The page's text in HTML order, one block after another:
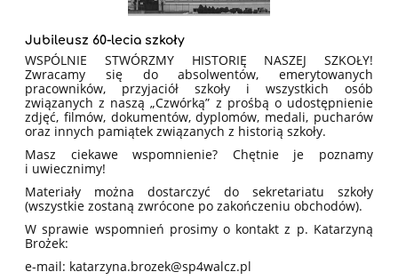
Jubileusz 60-lecia szkoły
WSPÓLNIE STWÓRZMY HISTORIĘ NASZEJ SZKOŁY!
Zwracamy się do absolwentów, emerytowanych
pracowników, przyjaciół szkoły i wszystkich osób
związanych z naszą „Czwórką” z prośbą o udostępnienie
zdjęć, filmów, dokumentów, dyplomów, medali, pucharów
oraz innych pamiątek związanych z historią szkoły.
Masz ciekawe wspomnienie? Chętnie je poznamy
i uwiecznimy!
Materiały można dostarczyć do sekretariatu szkoły
(wszystkie zostaną zwrócone po zakończeniu obchodów).
W sprawie wspomnień prosimy o kontakt z p. Katarzyną
Brożek:
e-mail: katarzyna.brozek@sp4walcz.pl